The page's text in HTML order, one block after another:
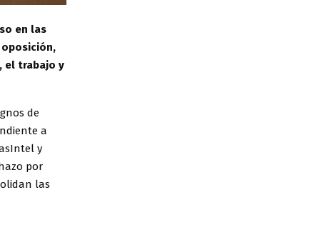
en las
el trabajo y
de
a
y
por
las